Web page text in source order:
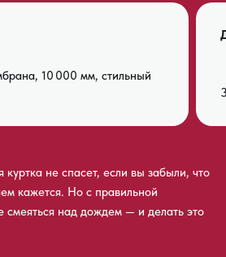
10 000 мм, стильный
не спасет, если вы забыли, что
кажется. Но с правильной
над дождем — и делать это